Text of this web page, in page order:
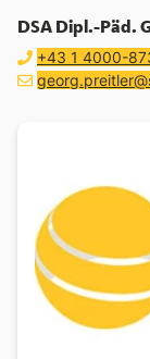
DSA Dipl.-Päd.
Telefon:
+43 1 4000-
E-Mail Adresse:
E-Mail